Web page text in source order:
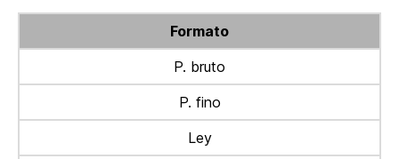
Formato
P. bruto
P. fino
Ley